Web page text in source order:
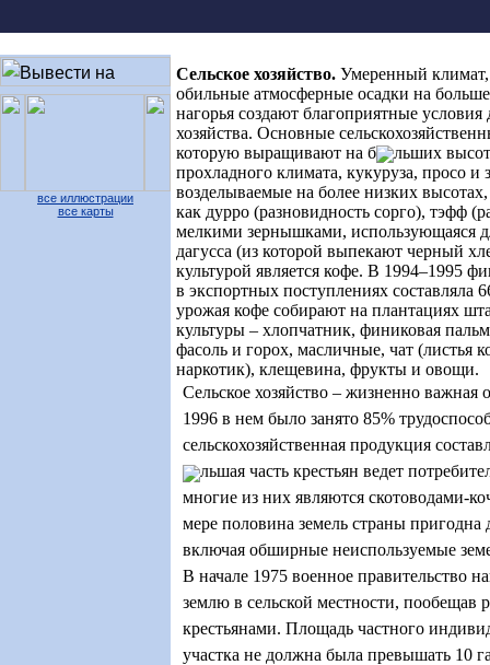
все иллюстрации
все карты
Сельское хозяйство. Умеренный
обильные атмосферные осадки на
нагорья создают благоприятные условия
хозяйства. Основные
которую выращивают на б
льших
прохладного климата, кукуруза, просо и
возделываемые на более низких
как дурро (разновидность сорго), тэфф
мелкими зернышками, использующаяся
дагусса (из которой выпекают черный
культурой является кофе. В 1994–1995
в экспортных поступлениях составляла
урожая кофе собирают на плантациях
культуры – хлопчатник, финиковая
фасоль и горох, масличные, чат (листья
наркотик), клещевина, фрукты и овощи.
Сельское хозяйство – жизненно
1996 в нем было занято 85%
сельскохозяйственная продукция
льшая часть крестьян ведет
многие из них являются скотоводами-
мере половина земель страны пригодна
включая обширные неиспользуемые
В начале 1975 военное правительство
землю в сельской местности, пообещав
крестьянами. Площадь частного
участка не должна была превышать 10